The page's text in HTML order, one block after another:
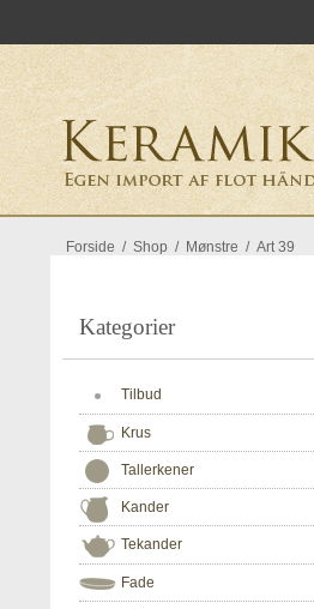
Forside / Shop / Mønstre / Art 39
Kategorier
Tilbud
Krus
Tallerkener
Kander
Tekander
Fade